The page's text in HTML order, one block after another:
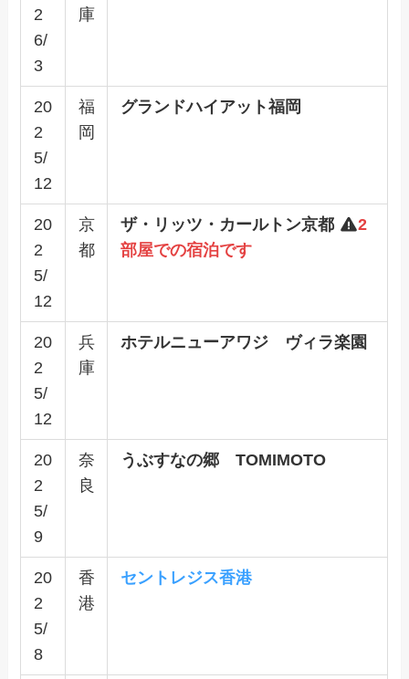
2
6/
3
庫
20
2
5/
12
福
岡
グランドハイアット福岡
20
2
5/
12
京
都
ザ・リッツ・カールトン京都
2
部屋での宿泊です
20
2
5/
12
兵
庫
ホテルニューアワジ ヴィラ楽園
20
2
5/
9
奈
良
うぶすなの郷 TOMIMOTO
20
2
5/
8
香
港
セントレジス香港